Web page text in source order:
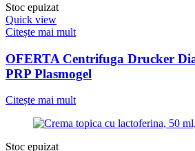
Stoc epuizat
Quick view
Citește mai mult
OFERTA Centrifuga Drucker
PRP Plasmogel
Citește mai mult
Stoc epuizat